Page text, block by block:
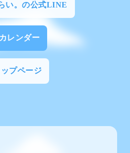
い。の公式LINE
カレンダー
ップページ